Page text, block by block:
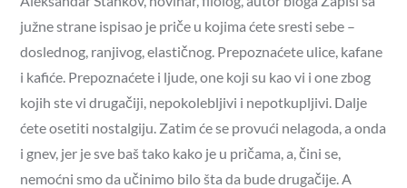
južne strane ispisao je priče u kojima ćete sresti sebe –
doslednog, ranjivog, elastičnog. Prepoznaćete ulice, kafane
i kafiće. Prepoznaćete i ljude, one koji su kao vi i one zbog
kojih ste vi drugačiji, nepokolebljivi i nepotkupljivi. Dalje
ćete osetiti nostalgiju. Zatim će se provući nelagoda, a onda
i gnev, jer je sve baš tako kako je u pričama, a, čini se,
nemoćni smo da učinimo bilo šta da bude drugačije. A